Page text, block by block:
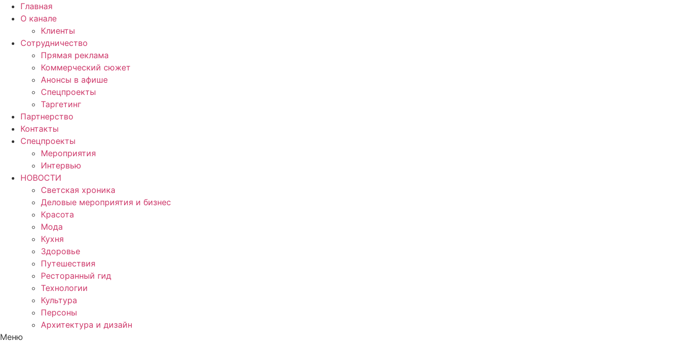
Главная
О канале
Клиенты
Сотрудничество
Прямая реклама
Коммерческий сюжет
Анонсы в афише
Cпецпроекты
Таргетинг
Партнерство
Контакты
Спецпроекты
Мероприятия
Интервью
НОВОСТИ
Светская хроника
Деловые мероприятия и бизнес
Красота
Мода
Кухня
Здоровье
Путешествия
Ресторанный гид
Технологии
Культура
Персоны
Архитектура и дизайн
Меню